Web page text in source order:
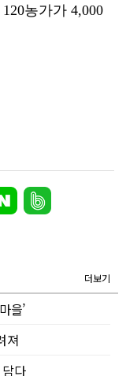
농가가 4,000
더보기
을’
져
다